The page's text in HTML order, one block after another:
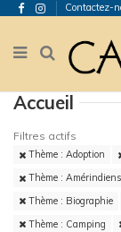
Contactez-
Accueil
Filtres actifs
Thème : Adoption
Thème : Amérindiens
Thème : Biographie
Thème : Camping